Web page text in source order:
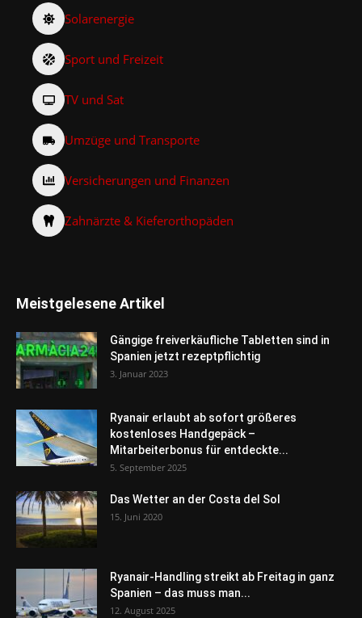
Solarenergie
Sport und Freizeit
TV und Sat
Umzüge und Transporte
Versicherungen und Finanzen
Zahnärzte & Kieferorthopäden
Meistgelesene Artikel
Gängige freiverkäufliche Tabletten sind in
Spanien jetzt rezeptpflichtig
3. Januar 2023
Ryanair erlaubt ab sofort größeres
kostenloses Handgepäck –
Mitarbeiterbonus für entdeckte...
5. September 2025
Das Wetter an der Costa del Sol
15. Juni 2020
Ryanair-Handling streikt ab Freitag in ganz
Spanien – das muss man...
12. August 2025